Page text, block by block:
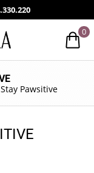
0
Pawsitive